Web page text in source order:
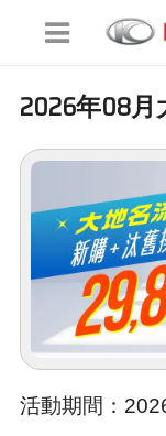
2026年08月
活動期間：